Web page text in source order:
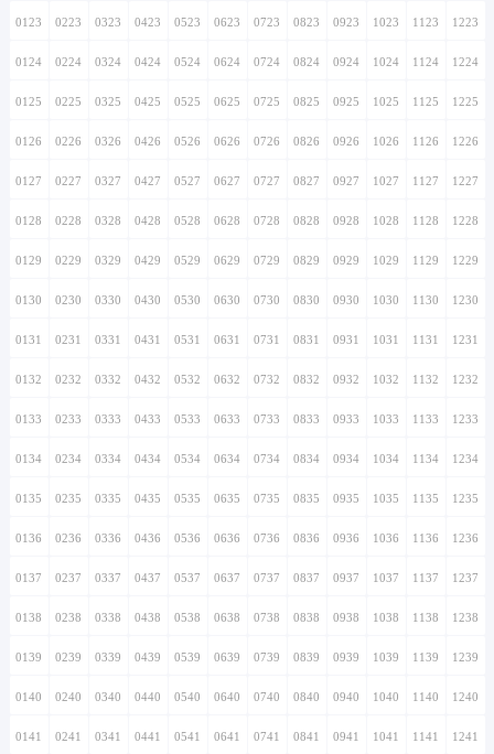
0123 0223 0323 0423 0523 0623 0723 0823 0923 1023 1123 1223
0124 0224 0324 0424 0524 0624 0724 0824 0924 1024 1124 1224
0125 0225 0325 0425 0525 0625 0725 0825 0925 1025 1125 1225
0126 0226 0326 0426 0526 0626 0726 0826 0926 1026 1126 1226
0127 0227 0327 0427 0527 0627 0727 0827 0927 1027 1127 1227
0128 0228 0328 0428 0528 0628 0728 0828 0928 1028 1128 1228
0129 0229 0329 0429 0529 0629 0729 0829 0929 1029 1129 1229
0130 0230 0330 0430 0530 0630 0730 0830 0930 1030 1130 1230
0131 0231 0331 0431 0531 0631 0731 0831 0931 1031 1131 1231
0132 0232 0332 0432 0532 0632 0732 0832 0932 1032 1132 1232
0133 0233 0333 0433 0533 0633 0733 0833 0933 1033 1133 1233
0134 0234 0334 0434 0534 0634 0734 0834 0934 1034 1134 1234
0135 0235 0335 0435 0535 0635 0735 0835 0935 1035 1135 1235
0136 0236 0336 0436 0536 0636 0736 0836 0936 1036 1136 1236
0137 0237 0337 0437 0537 0637 0737 0837 0937 1037 1137 1237
0138 0238 0338 0438 0538 0638 0738 0838 0938 1038 1138 1238
0139 0239 0339 0439 0539 0639 0739 0839 0939 1039 1139 1239
0140 0240 0340 0440 0540 0640 0740 0840 0940 1040 1140 1240
0141 0241 0341 0441 0541 0641 0741 0841 0941 1041 1141 1241